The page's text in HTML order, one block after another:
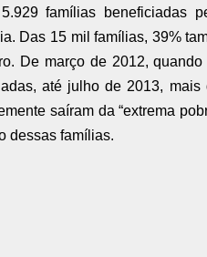
famílias beneficiadas
Das 15 mil famílias, 39%
De março de 2012,
até julho de 2013,
saíram da “extrema
dessas famílias.